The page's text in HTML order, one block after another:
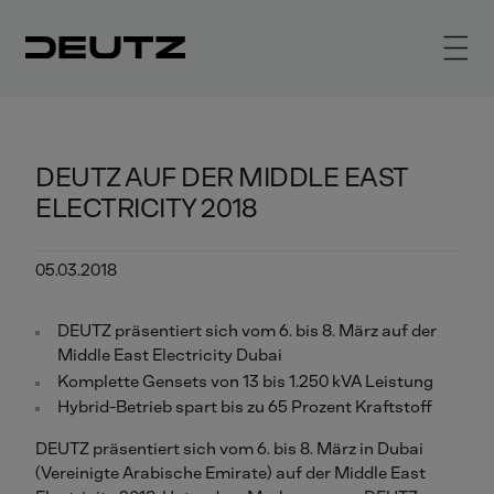
DEUTZ AUF DER MIDDLE EAST
ELECTRICITY 2018
05.03.2018
DEUTZ präsentiert sich vom 6. bis 8. März auf der
Middle East Electricity Dubai
Komplette Gensets von 13 bis 1.250 kVA Leistung
Hybrid-Betrieb spart bis zu 65 Prozent Kraftstoff
DEUTZ präsentiert sich vom 6. bis 8. März in Dubai
(Vereinigte Arabische Emirate) auf der Middle East